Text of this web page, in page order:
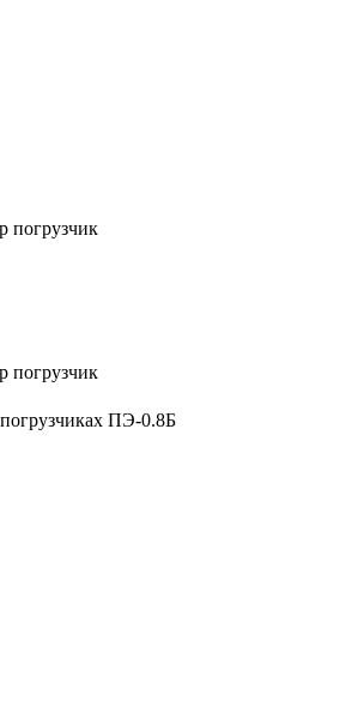
погрузчик
погрузчик
ПЭ-0.8Б